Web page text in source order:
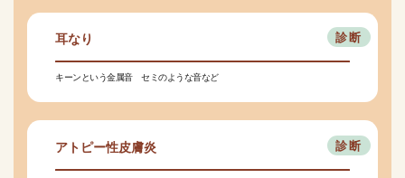
耳なり
キーンという金属音 セミのような音など
アトピー性皮膚炎